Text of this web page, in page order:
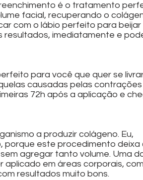
é o tratamento
facial, recuperando o
com o lábio perfeito para beijar
resultados, imediatamente e
para você que quer se
causadas pelas contrações
72h após a aplicação e
a produzir colágeno. Eu,
este procedimento deixa
agregar tanto volume. Uma
em áreas corporais,
resultados muito bons.